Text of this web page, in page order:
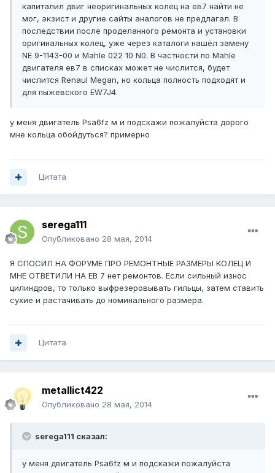
капиталил двиг неоригинальных колец на ев7 найти не
мог, экзист и другие сайты аналогов не предлагал. В
последствии после проделанного ремонта и установки
оригинальных колец, уже через каталоги нашёл замену
NE 9-1143-00 и Mahle 022 10 N0. В частности по Mahle
двигателя ев7 в списках может не числится, будет
числится Renaul Megan, но кольца полность подходят и
для пыжевского EW7J4.
у меня двигатель Psa6fz м и подскажи пожалуйста дорого
мне кольца обойдуться? примерно
Цитата
serega111
Опубликовано 28 мая, 2014
Я СПОСИЛ НА ФОРУМЕ ПРО РЕМОНТНЫЕ РАЗМЕРЫ КОЛЕЦ И
МНЕ ОТВЕТИЛИ НА ЕВ 7 нет ремонтов. Если сильный износ
цилиндров, то только выфрезеровывать гильцы, затем ставить
сухие и растачивать до номинального размера.
Цитата
metallict422
Опубликовано 28 мая, 2014
serega111 сказал:
у меня двигатель Psa6fz м и подскажи пожалуйста